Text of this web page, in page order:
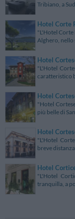
Tribiano, a
Hotel Corte
"L'Hotel
Alghero, nello
Hotel
"L'Hotel
caratteristico
Hotel
"Hotel
più belle di
Hotel
"L'Hotel
breve
Hotel
"L'Hotel
tranquilla, a